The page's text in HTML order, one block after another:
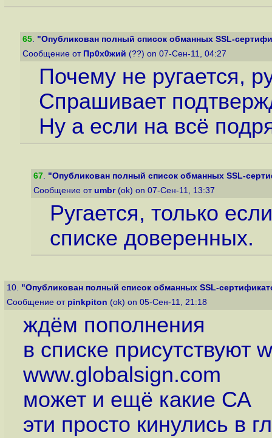
65. "Опубликован полный список обманных SSL-
Сообщение от Пр0х0жий (??) on 07-Сен-11, 04:27
Почему не ругается,
Спрашивает
Ну а если на всё
67. "Опубликован полный список обманных SSL-
Сообщение от umbr(ok) on 07-Сен-11, 13:37
Ругается, только
списке доверенных.
10. "Опубликован полный список обманных SSL-
Сообщение от pinkpiton (ok) on 05-Сен-11, 21:18
ждём пополнения
в списке присутствуют
www.globalsign.com
может и ещё какие СА
эти просто кинулись в